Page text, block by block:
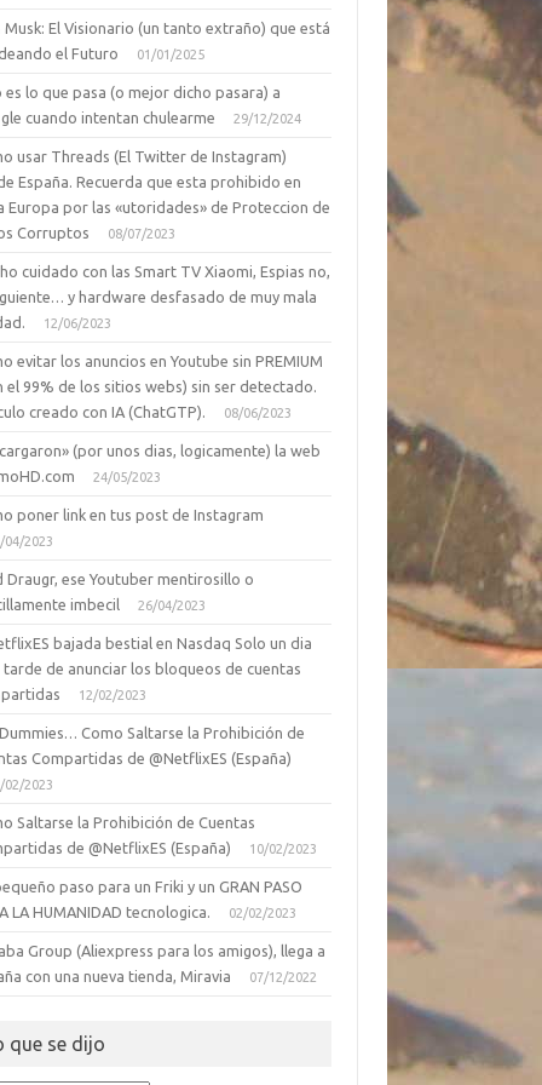
Musk: El Visionario (un tanto extraño) que está
el Futuro
01/01/2025
es lo que pasa (o mejor dicho pasara) a
cuando intentan chulearme
29/12/2024
usar Threads (El Twitter de Instagram)
España. Recuerda que esta prohibido en
Europa por las «utoridades» de Proteccion de
Corruptos
08/07/2023
cuidado con las Smart TV Xiaomi, Espias no,
y hardware desfasado de muy mala
12/06/2023
evitar los anuncios en Youtube sin PREMIUM
el 99% de los sitios webs) sin ser detectado.
creado con IA (ChatGTP).
08/06/2023
(por unos dias, logicamente) la web
24/05/2023
poner link en tus post de Instagram
04/2023
Draugr, ese Youtuber mentirosillo o
imbecil
26/04/2023
bajada bestial en Nasdaq Solo un dia
tarde de anunciar los bloqueos de cuentas
12/02/2023
Como Saltarse la Prohibición de
Compartidas de @NetflixES (España)
02/2023
Saltarse la Prohibición de Cuentas
de @NetflixES (España)
10/02/2023
paso para un Friki y un GRAN PASO
LA HUMANIDAD tecnologica.
02/02/2023
Group (Aliexpress para los amigos), llega a
con una nueva tienda, Miravia
07/12/2022
que se dijo